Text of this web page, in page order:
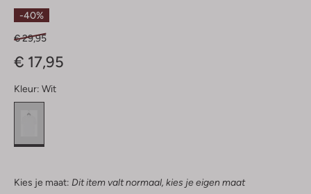
Sterren
-40%
€ 29,95
€ 17,95
Kleur: Wit
Kies je maat: Dit item valt normaal, kies je eigen maat